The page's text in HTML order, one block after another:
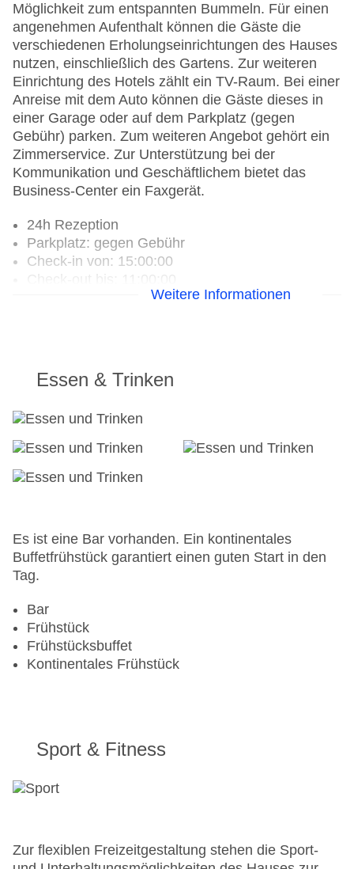
Möglichkeit zum entspannten Bummeln. Für einen
angenehmen Aufenthalt können die Gäste die
verschiedenen Erholungseinrichtungen des Hauses
nutzen, einschließlich des Gartens. Zur weiteren
Einrichtung des Hotels zählt ein TV-Raum. Bei einer
Anreise mit dem Auto können die Gäste dieses in
einer Garage oder auf dem Parkplatz (gegen
Gebühr) parken. Zum weiteren Angebot gehört ein
Zimmerservice. Zur Unterstützung bei der
Kommunikation und Geschäftlichem bietet das
Business-Center ein Faxgerät.
24h Rezeption
Parkplatz: gegen Gebühr
Check-in von: 15:00:00
Lift
Minimarkt
Zimmerservice
Gesamtanzahl der Zimmer: 83
Mastercard, Visa
Weitere Informationen
Essen & Trinken
Es ist eine Bar vorhanden. Ein kontinentales
Buffetfrühstück garantiert einen guten Start in den
Tag.
Bar
Frühstück
Frühstücksbuffet
Kontinentales Frühstück
Sport & Fitness
Zur flexiblen Freizeitgestaltung stehen die Sport-